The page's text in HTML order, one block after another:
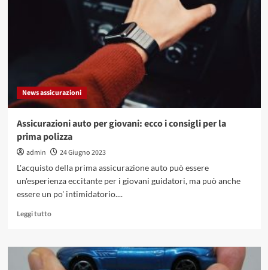
News assicurazioni
Assicurazioni auto per giovani: ecco i consigli per la
prima polizza
admin
24 Giugno 2023
L'acquisto della prima assicurazione auto può essere
un'esperienza eccitante per i giovani guidatori, ma può anche
essere un po' intimidatorio....
Leggi tuttoLeggi
su
Assicurazioni